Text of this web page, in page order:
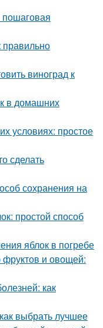
пошаговая
правильно
виноград к
в домашних
условиях: простое
сделать
сохранения на
простой способ
яблок в погребе
и овощей:
как
выбрать лучшее